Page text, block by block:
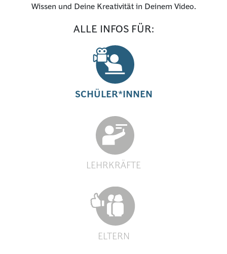
PRESSEWissen und Deine Kreativität in Deinem Video.
ALLE INFOS FÜR:
SCHÜLER*INNEN
LEHRKRÄFTE
ELTERN